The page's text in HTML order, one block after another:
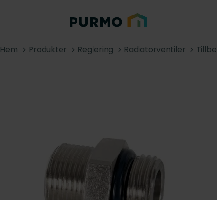
Hem Produkter Reglering Radiatorventiler